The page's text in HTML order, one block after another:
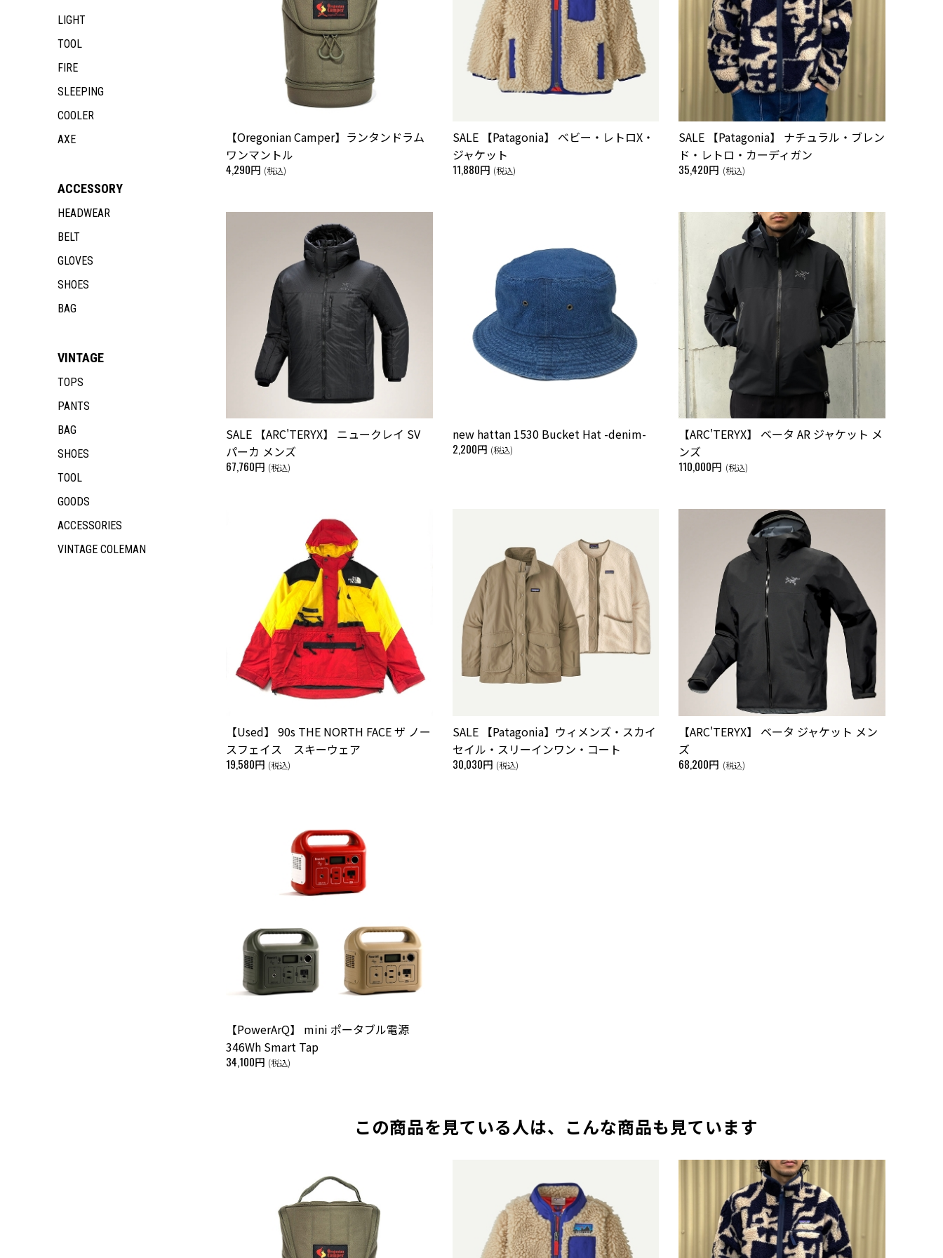
LIGHT
TOOL
FIRE
SLEEPING
COOLER
AXE
ACCESSORY
HEADWEAR
BELT
GLOVES
SHOES
BAG
VINTAGE
TOPS
PANTS
BAG
SHOES
TOOL
GOODS
ACCESSORIES
VINTAGE COLEMAN
【Oregonian Camper】ランタンドラム
ワンマントル
4,290円 (税込)
SALE 【Patagonia】 ベビー・レトロX・
ジャケット
11,880円 (税込)
SALE 【Patagonia】 ナチュラル・ブレン
ド・レトロ・カーディガン
35,420円 (税込)
SALE 【ARC'TERYX】 ニュークレイ SV
パーカ メンズ
67,760円 (税込)
new hattan 1530 Bucket Hat -denim-
2,200円 (税込)
【ARC'TERYX】 ベータ AR ジャケット メ
ンズ
110,000円 (税込)
【Used】 90s THE NORTH FACE ザ ノー
スフェイス スキーウェア
19,580円 (税込)
SALE 【Patagonia】ウィメンズ・スカイ
セイル・スリーインワン・コート
30,030円 (税込)
【ARC'TERYX】 ベータ ジャケット メン
ズ
68,200円 (税込)
【PowerArQ】 mini ポータブル電源
346Wh Smart Tap
34,100円 (税込)
この商品を見ている人は、こんな商品も見ています